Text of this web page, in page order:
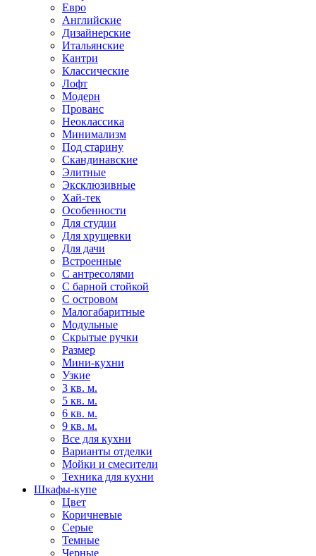
Евро
Английские
Дизайнерские
Итальянские
Кантри
Классические
Лофт
Модерн
Прованс
Неоклассика
Минимализм
Под старину
Скандинавские
Элитные
Эксклюзивные
Хай-тек
Особенности
Для студии
Для хрущевки
Для дачи
Встроенные
С антресолями
С барной стойкой
С островом
Малогабаритные
Модульные
Скрытые ручки
Размер
Мини-кухни
Узкие
3 кв. м.
5 кв. м.
6 кв. м.
9 кв. м.
Все для кухни
Варианты отделки
Мойки и смесители
Техника для кухни
Шкафы-купе
Цвет
Коричневые
Серые
Темные
Черные